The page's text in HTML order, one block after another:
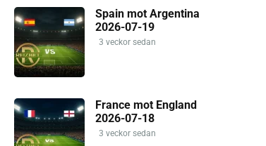
Spain mot Argentina
2026-07-19
3 veckor sedan
France mot England
2026-07-18
3 veckor sedan